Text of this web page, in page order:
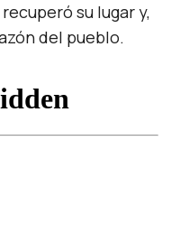
su lugar y,
del pueblo.